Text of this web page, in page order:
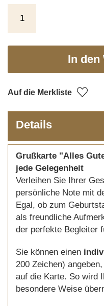
In den
Auf die Merkliste
Details
Grußkarte "Alles
jede Gelegenheit
Verleihen Sie Ihrer
persönliche Note mit
Egal, ob zum
als freundliche
der perfekte Begleiter
Sie können einen
200 Zeichen)
auf die Karte. So wird
besondere Weise